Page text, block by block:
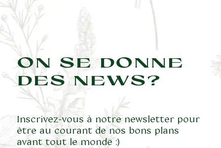
ON SE DONNE
DES NEWS?
Inscrivez-vous à notre newsletter pour
être au courant de nos bons plans
avant tout le monde :)